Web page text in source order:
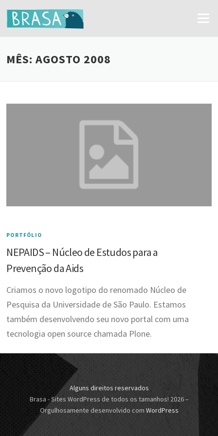
Menu
MÊS:AGOSTO 2008
PORTFÓLIO
NEPAIDS – Núcleo de Estudos para a
Prevenção da Aids
Criamos o novo logotipo do renomado Núcleo de
Pesquisa da Universidade de São Paulo. Estamos
também desenvolvendo seu novo portal com uma
tecnologia open source chamada Plone.
Alguns direitos reservados
Brasa - Sites WordPress de todos os tamanhos! 2026–
Orgulhosamente desenvolvido com WordPress